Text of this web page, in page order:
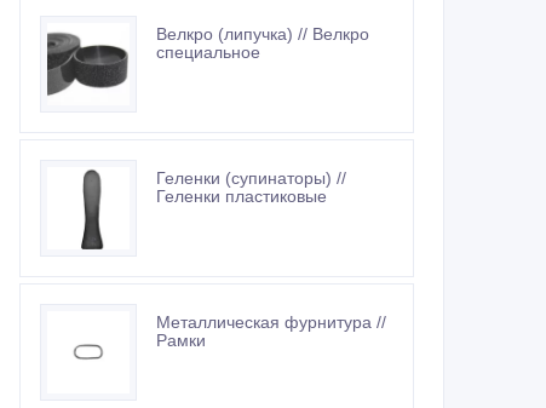
Велкро (липучка) // Велкро
специальное
Геленки (супинаторы) //
Геленки пластиковые
Металлическая фурнитура //
Рамки